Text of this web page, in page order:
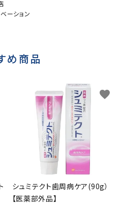
ーション
め商品
シュミテクト歯周病ケア(90g）
【医薬部外品】
favorite